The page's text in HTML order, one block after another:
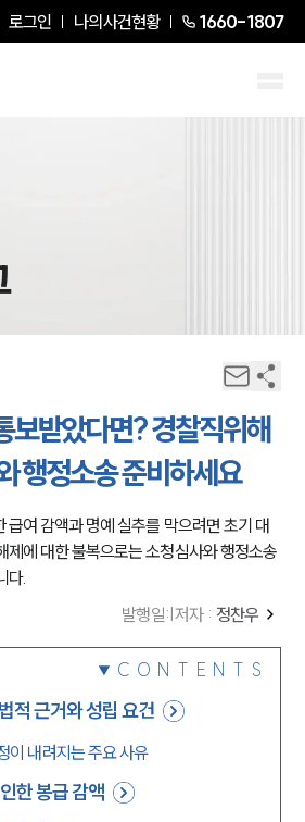
로그인 나의사건현황 1660-1807
보받았다면? 경찰직위해
행정소송 준비하세요
급여 감액과 명예 실추를 막으려면 초기 대
제에 대한 불복으로는 소청심사와 행정소송
다.
발행일: 저자 : 정찬우
CONTENTS
적 근거와 성립 요건
이 내려지는 주요 사유
한 봉급 감액